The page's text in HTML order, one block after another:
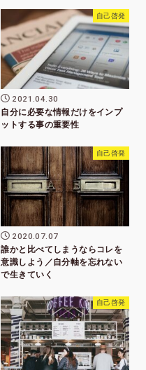
自己啓発
2021.04.30
自分に必要な情報だけをインプ
ットする事の重要性
自己啓発
2020.07.07
誰かと比べてしまうならコレを
意識しよう／自分軸を忘れない
で生きていく
自己啓発